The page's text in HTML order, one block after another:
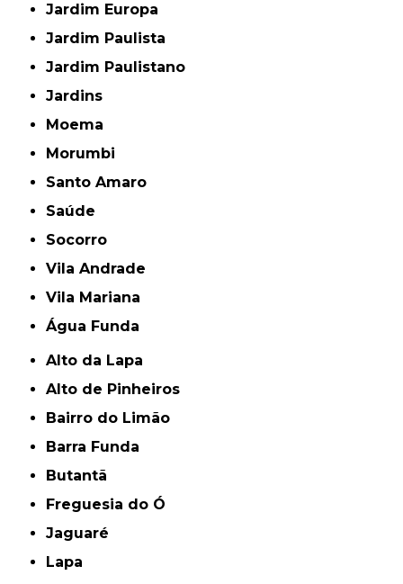
Jardim Europa
Jardim Paulista
Jardim Paulistano
Jardins
Moema
Morumbi
Santo Amaro
Saúde
Socorro
Vila Andrade
Vila Mariana
Água Funda
Alto da Lapa
Alto de Pinheiros
Bairro do Limão
Barra Funda
Butantã
Freguesia do Ó
Jaguaré
Lapa